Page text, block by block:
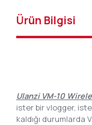
Ürün Bilgisi
Ulanzi VM-10
ister bir vlogger,
kaldığı